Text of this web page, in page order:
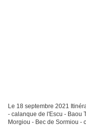
Le 18 septembre 2021
- calanque de l'Escu - Baou
Morgiou - Bec de Sormiou -